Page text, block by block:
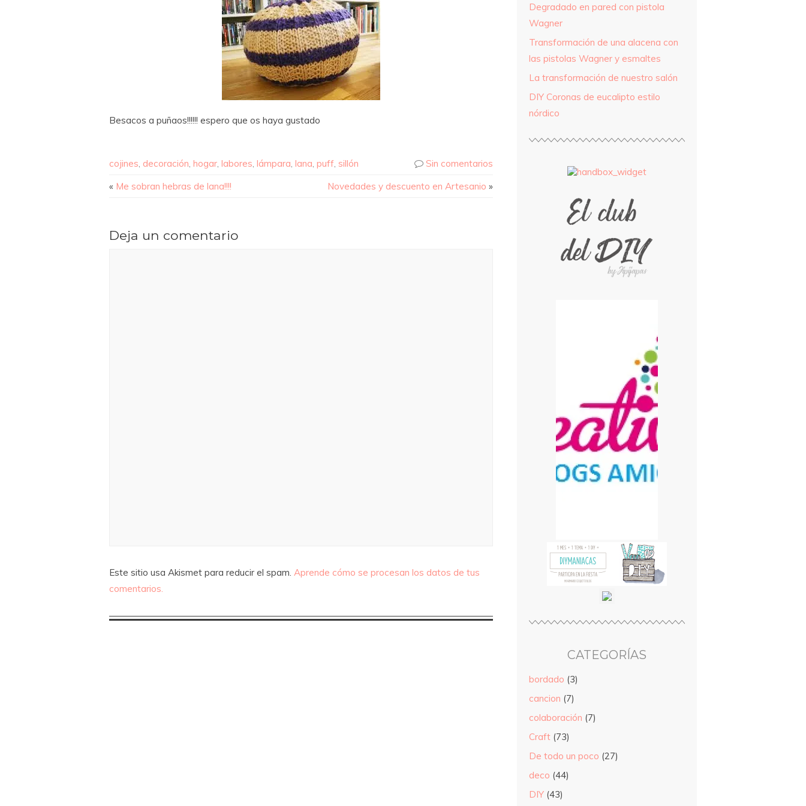
Besacos a puñaos!!!!!! espero que os haya gustado
cojines, decoración, hogar, labores, lámpara, lana, puff, sillón
Sin comentarios
« Me sobran hebras de lana!!!! Novedades y descuento en Artesanio »
Deja un comentario
Este sitio usa Akismet para reducir el spam. Aprende cómo se procesan los datos de tus
comentarios.
Degradado en pared con pistola
Wagner
Transformación de una alacena con
las pistolas Wagner y esmaltes
La transformación de nuestro salón
DIY Coronas de eucalipto estilo
nórdico
CATEGORÍAS
bordado (3)
cancion (7)
colaboración (7)
Craft (73)
De todo un poco (27)
deco (44)
DIY (43)